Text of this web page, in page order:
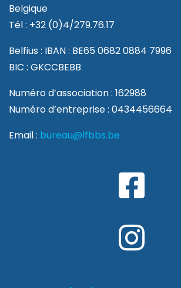
Belgique
Tél : +32 (0)4/279.76.17
Belfius : IBAN : BE65 0682 0884 7996
BIC : GKCCBEBB
Numéro d’association : 162988
Numéro d’entreprise : 0434456664
Email : bureau@lfbbs.be